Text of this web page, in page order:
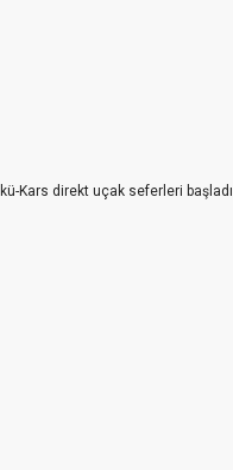
Kars direkt uçak seferleri başladı